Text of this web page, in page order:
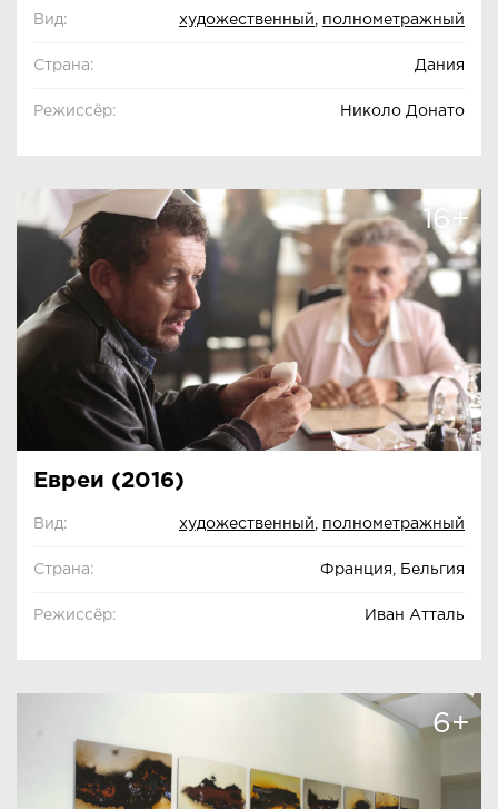
Вид: художественный полнометражный
Страна: Дания
Режиссёр: Николо Донато
16+
Евреи (2016)
Вид: художественный , полнометражный
Страна: Франция, Бельгия
Режиссёр: Иван Атталь
6+